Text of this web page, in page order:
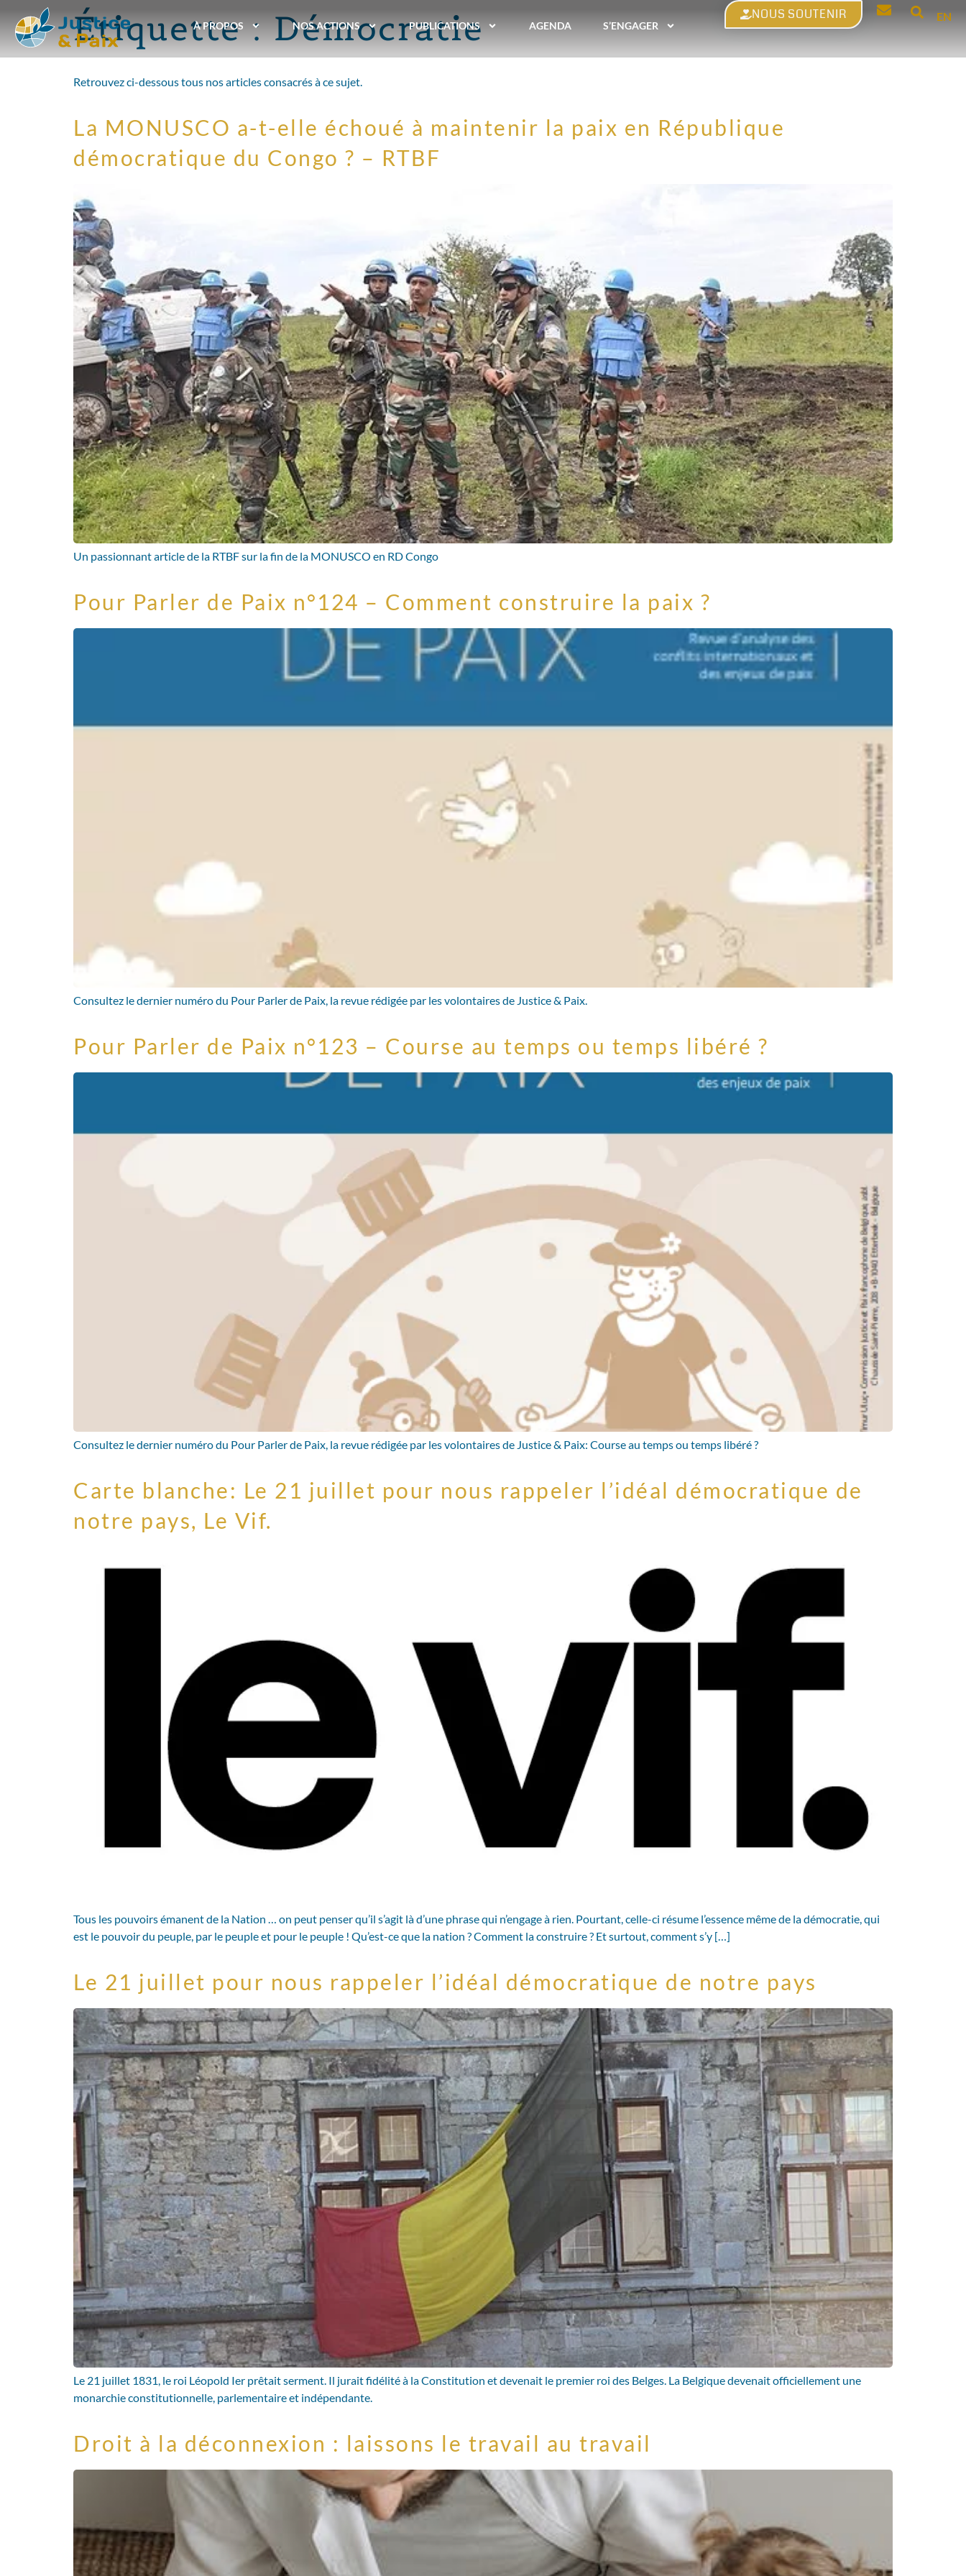
À PROPOS NOS ACTIONS PUBLICATIONS AGENDA S’ENGAGER
NOUS SOUTENIR EN
Étiquette :Démocratie
Retrouvez ci-dessous tous nos articles consacrés à ce sujet.
La MONUSCO a-t-elle échoué à maintenir la paix en République
démocratique du Congo ? – RTBF
Un passionnant article de la RTBF sur la fin de la MONUSCO en RD Congo
Pour Parler de Paix n°124 – Comment construire la paix ?
Consultez le dernier numéro du Pour Parler de Paix, la revue rédigée par les volontaires de Justice & Paix.
Pour Parler de Paix n°123 – Course au temps ou temps libéré ?
Consultez le dernier numéro du Pour Parler de Paix, la revue rédigée par les volontaires de Justice & Paix: Course au temps ou temps libéré ?
Carte blanche: Le 21 juillet pour nous rappeler l’idéal démocratique de
notre pays, Le Vif.
Tous les pouvoirs émanent de la Nation … on peut penser qu’il s’agit là d’une phrase qui n’engage à rien. Pourtant, celle-ci résume l’essence même de la démocratie, qui
est le pouvoir du peuple, par le peuple et pour le peuple ! Qu’est-ce que la nation ? Comment la construire ? Et surtout, comment s’y […]
Le 21 juillet pour nous rappeler l’idéal démocratique de notre pays
Le 21 juillet 1831, le roi Léopold Ier prêtait serment. Il jurait fidélité à la Constitution et devenait le premier roi des Belges. La Belgique devenait officiellement une
monarchie constitutionnelle, parlementaire et indépendante.
Droit à la déconnexion : laissons le travail au travail